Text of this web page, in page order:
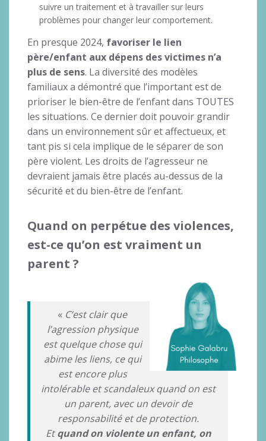
suivre un traitement et à travailler sur leurs
problèmes pour changer leur comportement.
En presque 2024, favoriser le lien
père/enfant aux dépens des victimes n’a
plus de sens. La diversité des modèles
familiaux a démontré que l’important est de
prioriser le bien-être de l’enfant dans TOUTES
les situations. Ce dernier doit pouvoir grandir
dans un environnement sûr et affectueux, et
tant pis si cela implique de le séparer de son
père violent. Les droits de l’agresseur ne
devraient jamais être placés au-dessus de la
sécurité et du bien-être de l’enfant.
Quand on perpétue des violences,
est-ce qu’on est vraiment un
parent ?
« C’est clair que
l’agression physique
est quelque chose qui
abime les liens, ce qui
est encore plus
intolérable et scandaleux quand on est
un parent, avec un devoir de
responsabilité et de protection.
Etquand on violente un enfant, on